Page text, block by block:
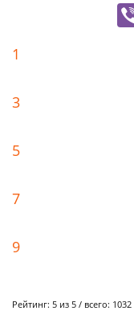
1
3
5
7
9
Рейтинг: 5 из 5 / всего: 1032